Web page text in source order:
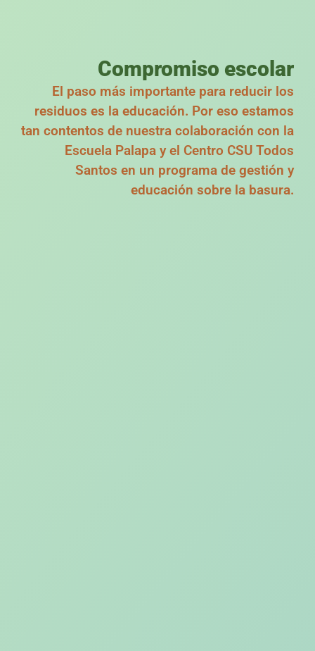
Compromiso escolar
El paso más importante para reducir los
residuos es la educación. Por eso estamos
tan contentos de nuestra colaboración con la
Escuela Palapa y el Centro CSU Todos
Santos en un programa de gestión y
educación sobre la basura.